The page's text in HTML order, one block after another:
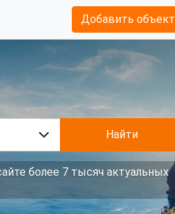
Добавить объект
Найти
более 7 тысяч актуальных